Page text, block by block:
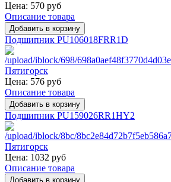
Цена: 570 руб
Описание товара
Подшипник PU106018FRR1D
Цена: 576 руб
Описание товара
Подшипник PU159026RR1HY2
Цена: 1032 руб
Описание товара